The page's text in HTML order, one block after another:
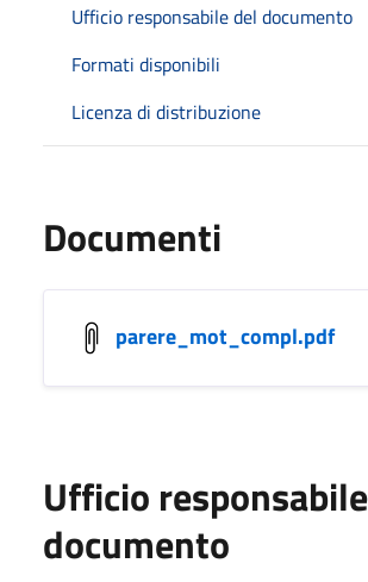
Ufficio responsabile del documento
Formati disponibili
Licenza di distribuzione
Documenti
parere_mot_compl.pdf
Ufficio
documento